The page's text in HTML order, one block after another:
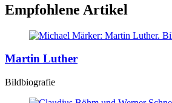
Empfohlene Artikel
Martin Luther
Bildbiografie